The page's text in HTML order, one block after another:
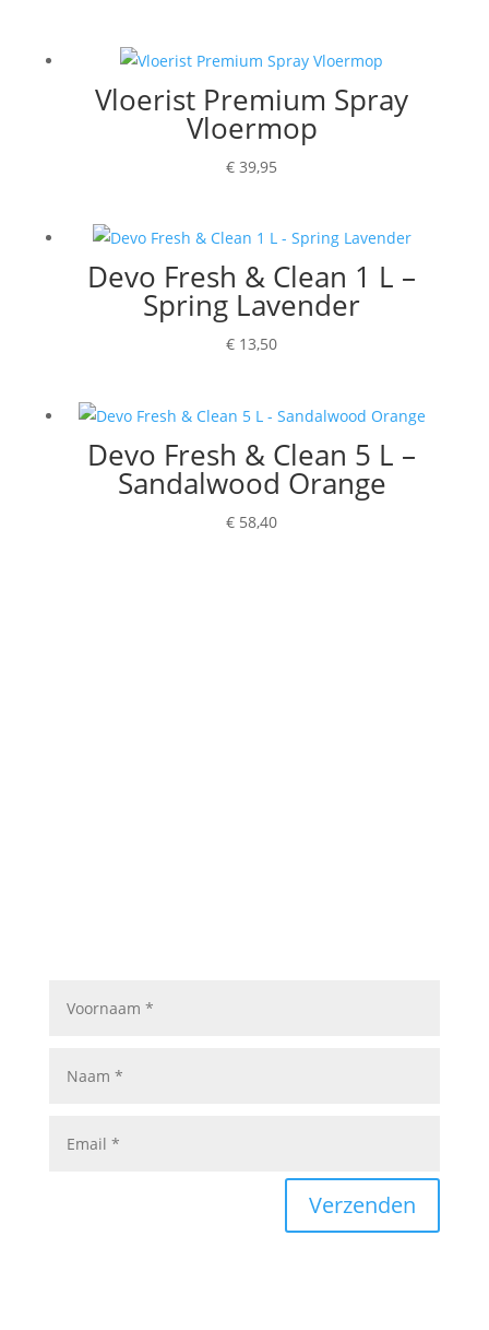
Vloerist Premium Spray
Vloermop
€ 39,95
Devo Fresh & Clean 1 L –
Spring Lavender
€ 13,50
Devo Fresh & Clean 5 L –
Sandalwood Orange
€ 58,40
Verzenden